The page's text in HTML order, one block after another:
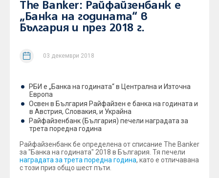
The Banker: Райфайзенбанк е
„Банка на годината“ в
България и през 2018 г.
03 декември 2018
РБИ е „Банка на годината“ в Централна и Източна
Европа
Освен в България Райфайзен е банка на годината и
в Австрия, Словакия, и Украйна
Райфайзенбанк (България) печели наградата за
трета поредна година
Райфайзенбанк бе определена от списание The Banker
за "Банка на годината" 2018 в България. Тя печели
наградата за трета поредна година, като е отличавана
с този приз общо шест пъти.